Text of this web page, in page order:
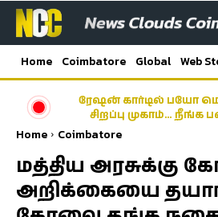
Home Coimbatore Global Web
ரேஷன் கார்டில் பயோ
சிறப்பு முகாம்…
Home Coimbatore
மத்திய அரசுக்கு
அறிக்கையை